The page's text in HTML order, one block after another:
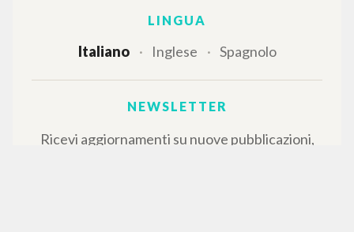
LINGUA
Italiano Inglese Spagnolo
NEWSLETTER
Ricevi aggiornamenti su nuove pubblicazioni,